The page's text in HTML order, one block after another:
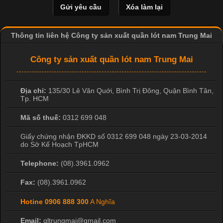
sản xuất quần lót nam lựa chọn để tạo ra các sản phẩm chất
Thông tin liên hệ Công ty sản xuất quần lót nam Trung Mai
Công ty sản xuất quần lót nam Trung Mai
Địa chỉ: 135/30 Lê Văn Quới, Bình Trị Đông Quận Bình Tân
Tp. HCM
Mã số thuế: 0312 699 048
Giấy chứng nhận ĐKKD số 0312 699 048 ngày 23-03-2014
do Sở Kế Hoạch TpHCM
Telephone: (08).3961.0962
Fax: (08).3961.0962
Hotine 0906 888 300A Nghĩa
Email: qltrungmai@gmail.com